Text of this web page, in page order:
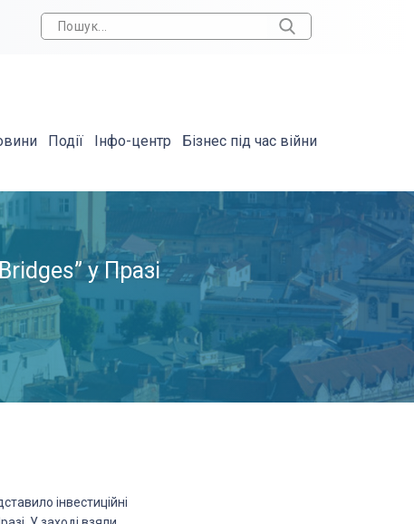
Події Інфо-центр Бізнес під час війни
у Празі
інвестиційні